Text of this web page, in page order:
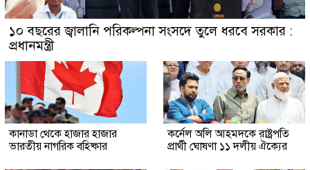
১০ বছরের জ্বালানি পরিকল্পনা সংসদে তুলে ধরবে সরকার :
প্রধানমন্ত্রী
কানাডা থেকে হাজার হাজার
ভারতীয় নাগরিক বহিষ্কার
কর্নেল অলি আহমদকে রাষ্ট্রপতি
প্রার্থী ঘোষণা ১১ দলীয় ঐক্যের